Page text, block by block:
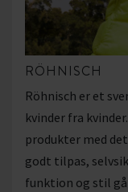
RÖHNISCH
Röhnisch er et
kvinder fra
produkter med
godt tilpas,
funktion og stil